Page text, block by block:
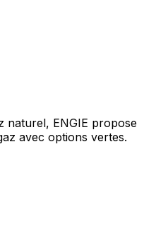
naturel, ENGIE propose
avec options vertes.